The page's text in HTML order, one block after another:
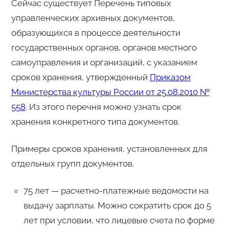
Сейчас существует Перечень типовых
управленческих архивных документов,
образующихся в процессе деятельности
государственных органов, органов местного
самоуправления и организаций, с указанием
сроков хранения, утвержденный Приказом
Министерства культуры России от 25.08.2010 №
558. Из этого перечня можно узнать срок
хранения конкретного типа документов.
Примеры сроков хранения, установленных для
отдельных групп документов.
75 лет — расчетно-платежные ведомости на
выдачу зарплаты. Можно сократить срок до 5
лет при условии, что лицевые счета по форме